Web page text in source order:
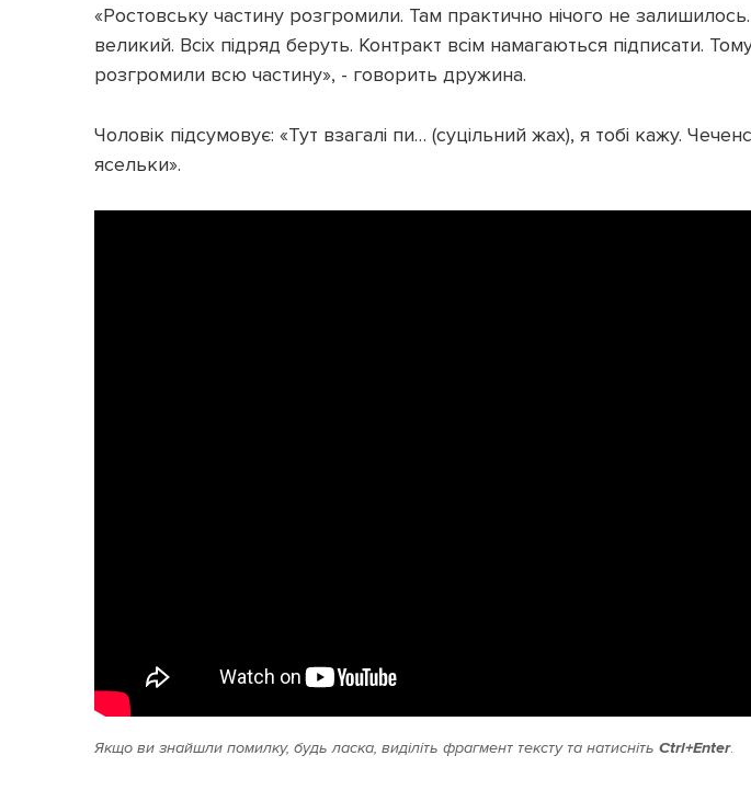
«Ростовську частину розгромили. Там практично нічого не
великий. Всіх підряд беруть. Контракт всім намагаються підписати.
розгромили всю частину», - говорить дружина.
Чоловік підсумовує: «Тут взагалі пи… (суцільний жах), я тобі кажу.
ясельки».
Якщо ви знайшли помилку, будь ласка, виділіть фрагмент тексту та натисніть Ctrl+Enter.